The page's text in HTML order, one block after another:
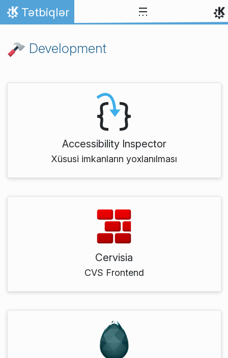
Skip to content
Home
Tətbiqlər
Development
Accessibility Inspector
Xüsusi imkanların yoxlanılması
Cervisia
CVS Frontend